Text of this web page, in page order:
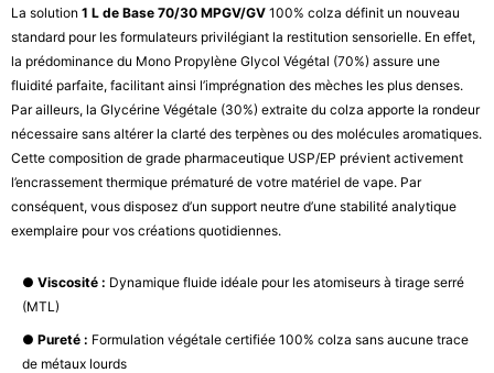
La solution 1 L de Base 70/30 MPGV/GV 100% colza définit un nouveau
standard pour les formulateurs privilégiant la restitution sensorielle. En effet,
la prédominance du Mono Propylène Glycol Végétal (70%) assure une
fluidité parfaite, facilitant ainsi l’imprégnation des mèches les plus denses.
Par ailleurs, la Glycérine Végétale (30%) extraite du colza apporte la rondeur
nécessaire sans altérer la clarté des terpènes ou des molécules aromatiques.
Cette composition de grade pharmaceutique USP/EP prévient activement
l’encrassement thermique prématuré de votre matériel de vape. Par
conséquent, vous disposez d’un support neutre d’une stabilité analytique
exemplaire pour vos créations quotidiennes.
● Viscosité : Dynamique fluide idéale pour les atomiseurs à tirage serré
(MTL)
● Pureté : Formulation végétale certifiée 100% colza sans aucune trace
de métaux lourds